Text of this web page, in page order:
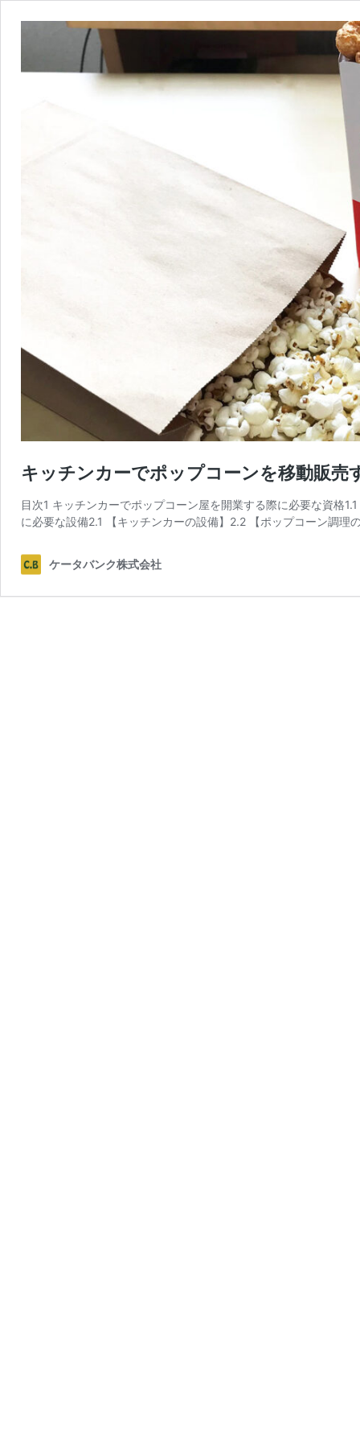
キッチンカーでポップコーンを移動販売
目次1 キッチンカーでポップコーン屋を開業する際に必要な資格
に必要な設備2.1 【キッチンカーの設備】2.2 【ポップコーン調理
ケータバンク株式会社